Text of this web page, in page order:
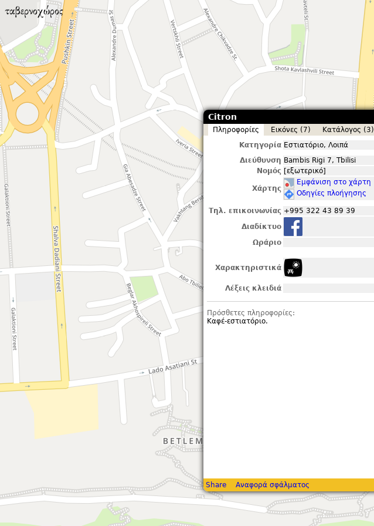
Citron
Πληροφορίες Εικόνες (7) Κατάλογος (3)
Κατηγορία Εστιατόριο, Λοιπά
Διεύθυνση Bambis Rigi 7, Tbilisi
Νομός [εξωτερικό]
Χάρτης
Εμφάνιση στο χάρτη
Οδηγίες πλοήγησης
Τηλ. επικοινωνίας +995 322 43 89 39
Διαδίκτυο
Ωράριο
Χαρακτηριστικά
Λέξεις κλειδιά
Πρόσθετες πληροφορίες:
Καφέ-εστιατόριο.
Share Αναφορά σφάλματος